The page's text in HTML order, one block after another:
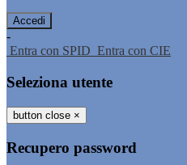
-
Entra con SPID Entra con CIE
Seleziona utente
button close ×
Recupero password